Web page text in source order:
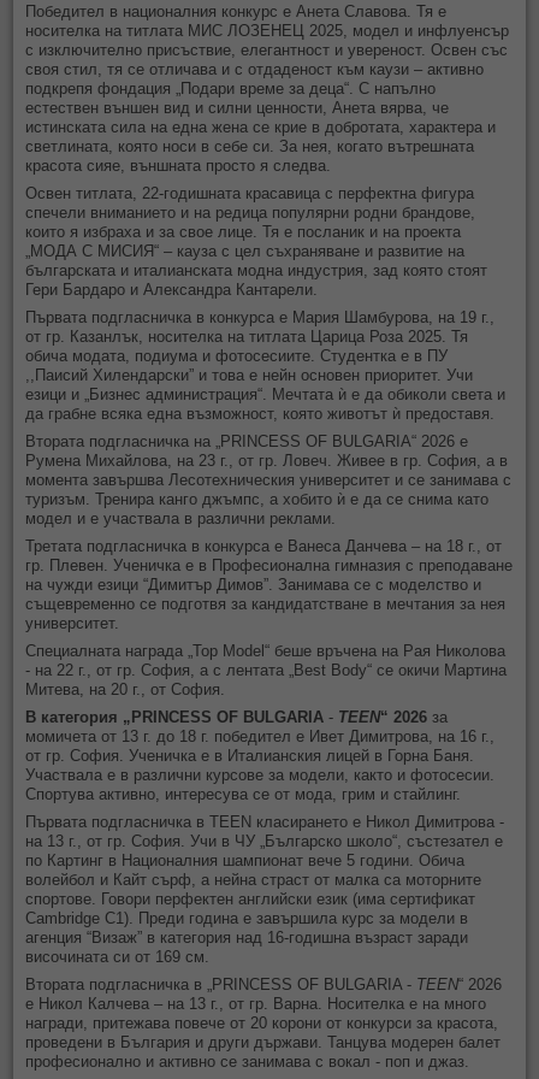
Победител в националния конкурс е Анета Славова. Тя е
носителка на титлата МИС ЛОЗЕНЕЦ 2025, модел и инфлуенсър
с изключително присъствие, елегантност и увереност. Освен със
своя стил, тя се отличава и с отдаденост към каузи – активно
подкрепя фондация „Подари време за деца“. С напълно
естествен външен вид и силни ценности, Анета вярва, че
истинската сила на една жена се крие в добротата, характера и
светлината, която носи в себе си. За нея, когато вътрешната
красота сияе, външната просто я следва.
Освен титлата, 22-годишната красавица с перфектна фигура
спечели вниманието и на редица популярни родни брандове,
които я избраха и за свое лице. Тя е посланик и на проекта
„МОДА С МИСИЯ“ – кауза с цел съхраняване и развитие на
българската и италианската модна индустрия, зад която стоят
Гери Бардаро и Александра Кантарели.
Първата подгласничка в конкурса е Мария Шамбурова, на 19 г.,
от гр. Казанлък, носителка на титлата Царица Роза 2025. Тя
обича модата, подиума и фотосесиите. Студентка е в ПУ
,,Паисий Хилендарски” и това е нейн основен приоритет. Учи
езици и „Бизнес администрация“. Мечтата ѝ е да обиколи света и
да грабне всяка една възможност, която животът ѝ предоставя.
Втората подгласничка на „PRINCESS OF BULGARIA“ 2026 е
Румена Михайлова, на 23 г., от гр. Ловеч. Живее в гр. София, а в
момента завършва Лесотехническия университет и се занимава с
туризъм. Тренира канго джъмпс, а хобито ѝ е да се снима като
модел и е участвала в различни реклами.
Третата подгласничка в конкурса е Ванеса Данчева – на 18 г., от
гр. Плевен. Ученичка е в Професионална гимназия с преподаване
на чужди езици “Димитър Димов”. Занимава се с моделство и
същевременно се подготвя за кандидатстване в мечтания за нея
университет.
Специалната награда „Top Model“ беше връчена на Рая Николова
- на 22 г., от гр. София, а с лентата „Best Body“ се окичи Мартина
Митева, на 20 г., от София.
В категория „PRINCESS OF BULGARIA - TEEN“ 2026 за
момичета от 13 г. до 18 г. победител е Ивет Димитрова, на 16 г.,
от гр. София. Ученичка е в Италианския лицей в Горна Баня.
Участвала е в различни курсове за модели, както и фотосесии.
Спортува активно, интересува се от мода, грим и стайлинг.
Първата подгласничка в TEEN класирането е Никол Димитрова -
на 13 г., от гр. София. Учи в ЧУ „Българско школо“, състезател е
по Картинг в Националния шампионат вече 5 години. Обича
волейбол и Кайт сърф, а нейна страст от малка са моторните
спортове. Говори перфектен английски език (има сертификат
Cambridge C1). Преди година е завършила курс за модели в
агенция “Визаж” в категория над 16-годишна възраст заради
височината си от 169 см.
Втората подгласничка в „PRINCESS OF BULGARIA - TEEN“ 2026
е Никол Калчева – на 13 г., от гр. Варна. Носителка е на много
награди, притежава повече от 20 корони от конкурси за красота,
проведени в България и други държави. Танцува модерен балет
професионално и активно се занимава с вокал - поп и джаз.